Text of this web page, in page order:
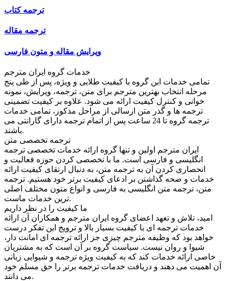
ترجمه کتاب
ترجمه مقاله
ویرایش مقاله و متون فارسی
خدمات گروه ایران مترجم
تمامی خدمات این گروه با کیفیت طلایی و ویژه، پس از طی پنج
مرحله انتخاب بهترین مترجم برای متن، ترجمه، ویرایش، نمونه
خوانی و کنترل کیفیت ارائه می شود. علاوه بر کیفیت تضمینی
ترجمه ها و گذر متن ارسالی از مراحل مذکور، تمامی خدمات
ترجمه گروه تا 24 ساعت پس از اتمام ترجمه دارای گارانتی می
باشند.
ترجمه تخصصی متن
ایران مترجم اولین و تنها گروه ارائه خدمات تخصصی ترجمه
انگلیسی و فارسی است. ما با تخصصی کردن حوزه فعالیت و
انحصاری کردن آن به ترجمه متن، به دنبال ارتقای کیفیت ارائه
خدمات و صحه گذاشتن بر ادعای کیفیت برتر خود هستیم. ترجمه
متن، ترجمه متن انگلیسی به فارسی و انواع متون مختلف اصلی
ترین خدمات ماست.
ما کیفیت را در نظر داریم
امید، تلاش و تعهد اعضای گروه ایران مترجم و همکاران آن ارائه
خدمات ترجمه ای با کیفیت بسیار بالا و ترویج این تفکر درست
خواهد بود که وظیفه مترجم چیزی جز ارائه ترجمه ای امانت دار،
شیوا و روان نیست. سیاست گروه بر آن است که به مشتریان
خاصی ارائه خدمات کند که به کیفیت ویژه ترجمه و شیوایی زبانی
آن اهمیت می دهند و دریافت خدمات ترجمه برتر را حق مسلم خود
می دانند.